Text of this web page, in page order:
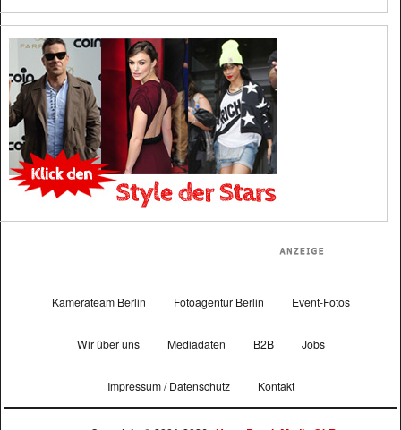
Kamerateam Berlin Fotoagentur Berlin Event-Fotos
Wir über uns Mediadaten B2B Jobs
Impressum / Datenschutz Kontakt